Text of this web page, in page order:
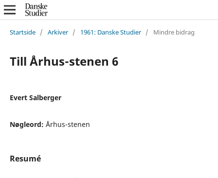
Startside / Arkiver / 1961: Danske Studier / Mindre bidrag
Till Århus-stenen 6
Evert Salberger
Nøgleord: Århus-stenen
Resumé